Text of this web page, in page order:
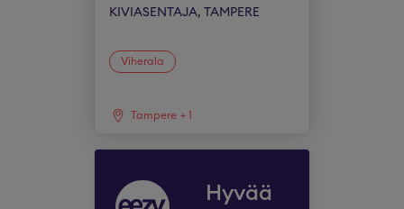
KIVIASENTAJA, TAMPERE
Viherala
Tampere + 1
Hyvää